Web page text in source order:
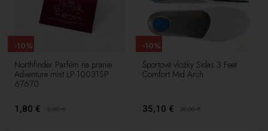
Northfinder Parfém na pranie
Adventure mist LP-10031SP
67670
1,80 € 2,00€
-10%
Športové vložky Sidas 3 Feet
Comfort Mid Arch
35,10 € 39,00€
-10%